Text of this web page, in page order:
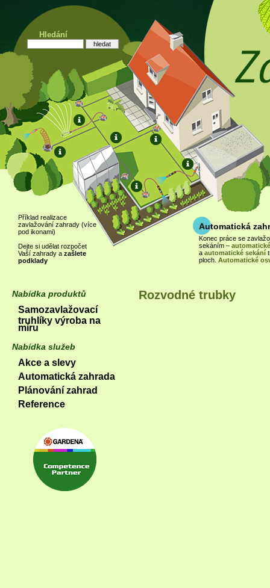
Hledání
Příklad realizace
zavlažování zahrady (více
pod ikonami)
Dejte si udělat rozpočet
Vaší zahrady a zašlete
podklady
Automatická
Konec práce se
sekáním –
a automatické sekání
ploch. Automatické
Rozvodné trubky
Nabídka produktů
Samozavlažovací
truhlíky výroba na
míru
Nabídka služeb
Akce a slevy
Automatická zahrada
Plánování zahrad
Reference